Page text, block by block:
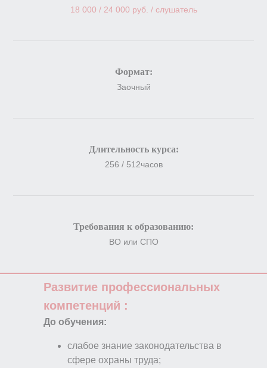
18 000 / 24 000 руб. / слушатель
Формат:
Заочный
Длительность курса:
256 / 512часов
Требования к образованию:
ВО или СПО
До обучения:
слабое знание законодательства в
сфере охраны труда;
Развитие профессиональных
компетенций :